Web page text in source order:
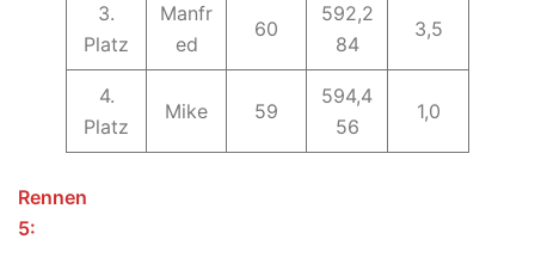
3.
Platz
Manfr
ed
60
592,2
84
3,5
4.
Platz
Mike 59
594,4
56
1,0
Rennen